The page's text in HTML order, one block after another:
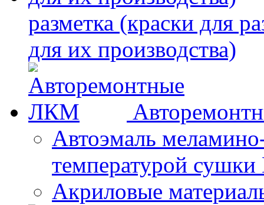
разметка (краски для
для их производства)
Автоэмаль
температурой
Акриловые